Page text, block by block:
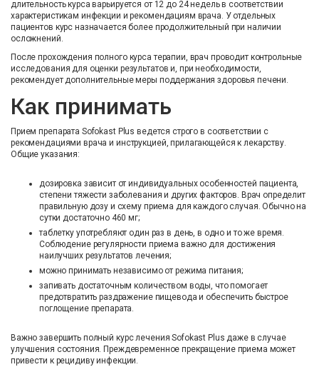
длительность курса варьируется от 12 до 24 недель в соответствии
характеристикам инфекции и рекомендациям врача. У отдельных
пациентов курс назначается более продолжительный при наличии
осложнений.
После прохождения полного курса терапии, врач проводит контрольные
исследования для оценки результатов и, при необходимости,
рекомендует дополнительные меры поддержания здоровья печени.
Как принимать
Прием препарата Sofokast Plus ведется строго в соответствии с
рекомендациями врача и инструкцией, прилагающейся к лекарству.
Общие указания:
дозировка зависит от индивидуальных особенностей пациента,
степени тяжести заболевания и других факторов. Врач определит
правильную дозу и схему приема для каждого случая. Обычно на
сутки достаточно 460 мг;
таблетку употребляют один раз в день, в одно и то же время.
Соблюдение регулярности приема важно для достижения
наилучших результатов лечения;
можно принимать независимо от режима питания;
запивать достаточным количеством воды, что помогает
предотвратить раздражение пищевода и обеспечить быстрое
поглощение препарата.
Важно завершить полный курс лечения Sofokast Plus даже в случае
улучшения состояния. Преждевременное прекращение приема может
привести к рецидиву инфекции.